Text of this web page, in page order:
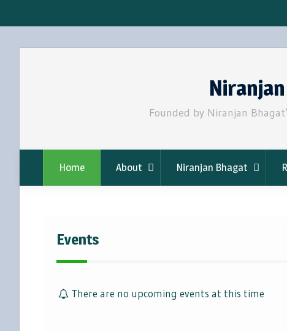
Founded by Niranjan
Home About Niranjan Bhagat
Events
There are no upcoming events at this time